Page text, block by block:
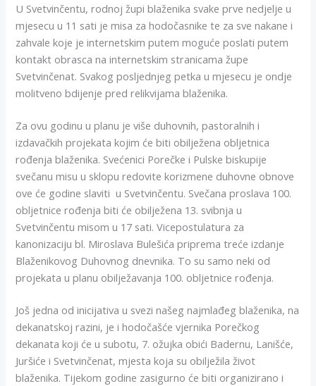
U Svetvinčentu, rodnoj župi blaženika svake prve nedjelje u
mjesecu u 11 sati je misa za hodočasnike te za sve nakane i
zahvale koje je internetskim putem moguće poslati putem
kontakt obrasca na internetskim stranicama župe
Svetvinčenat. Svakog posljednjeg petka u mjesecu je ondje
molitveno bdijenje pred relikvijama blaženika.
Za ovu godinu u planu je više duhovnih, pastoralnih i
izdavačkih projekata kojim će biti obilježena obljetnica
rođenja blaženika. Svećenici Porečke i Pulske biskupije
svečanu misu u sklopu redovite korizmene duhovne obnove
ove će godine slaviti u Svetvinčentu. Svečana proslava 100.
obljetnice rođenja biti će obilježena 13. svibnja u
Svetvinčentu misom u 17 sati. Vicepostulatura za
kanonizaciju bl. Miroslava Bulešića priprema treće izdanje
Blaženikovog Duhovnog dnevnika. To su samo neki od
projekata u planu obilježavanja 100. obljetnice rođenja.
Još jedna od inicijativa u svezi našeg najmlađeg blaženika, na
dekanatskoj razini, je i hodočašće vjernika Porečkog
dekanata koji će u subotu, 7. ožujka obići Badernu, Lanišće,
Juršiće i Svetvinčenat, mjesta koja su obilježila život
blaženika. Tijekom godine zasigurno će biti organizirano i